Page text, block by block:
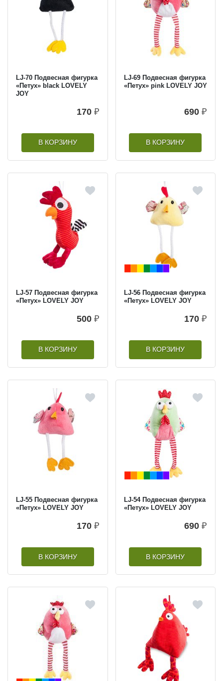
LJ-70 Подвесная фигурка
«Петух» black LOVELY
JOY
170 ₽
В КОРЗИНУ
LJ-69 Подвесная фигурка
«Петух» pink LOVELY JOY
690 ₽
В КОРЗИНУ
LJ-57 Подвесная фигурка
«Петух» LOVELY JOY
500 ₽
В КОРЗИНУ
LJ-56 Подвесная фигурка
«Петух» LOVELY JOY
170 ₽
В КОРЗИНУ
LJ-55 Подвесная фигурка
«Петух» LOVELY JOY
170 ₽
В КОРЗИНУ
LJ-54 Подвесная фигурка
«Петух» LOVELY JOY
690 ₽
В КОРЗИНУ